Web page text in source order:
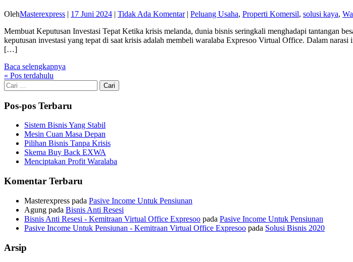
OlehMasterexpress | 17 Juni 2024 | Tidak Ada Komentar| Peluang Usaha, Properti Komersil, solusi kaya,
Membuat Keputusan Investasi Tepat Ketika krisis melanda, dunia bisnis seringkali menghadapi tantangan
keputusan investasi yang tepat di saat krisis adalah membeli waralaba Expresoo Virtual Office. Dalam
[…]
Baca selengkapnya
« Pos terdahulu
Cari
untuk:
Pos-pos Terbaru
Sistem Bisnis Yang Stabil
Mesin Cuan Masa Depan
Pilihan Bisnis Tanpa Krisis
Skema Buy Back EXWA
Menciptakan Profit Waralaba
Komentar Terbaru
Masterexpress pada Pasive Income Untuk Pensiunan
Agung pada Bisnis Anti Resesi
Bisnis Anti Resesi - Kemitraan Virtual Office Expresoo pada Pasive Income Untuk Pensiunan
Pasive Income Untuk Pensiunan - Kemitraan Virtual Office Expresoo pada Solusi Bisnis 2020
Arsip